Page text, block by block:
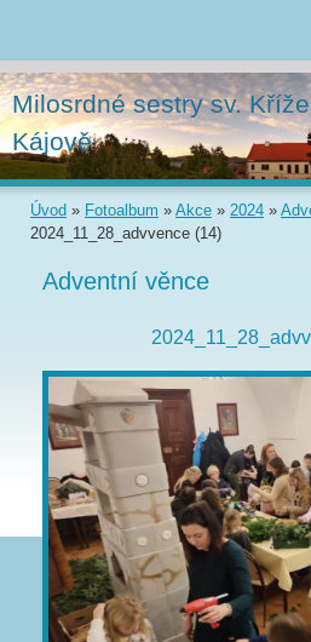
Milosrdné sestry sv.
Kájově
Úvod » Fotoalbum » Akce » 2024 »
2024_11_28_advvence (14)
Adventní věnce